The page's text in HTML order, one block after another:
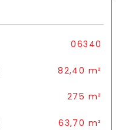
06340
82,40 m²
275 m²
63,70 m²